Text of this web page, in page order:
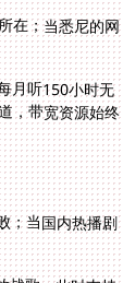
在；当悉尼的网
月听150小时无
，带宽资源始终
；当国内热播剧